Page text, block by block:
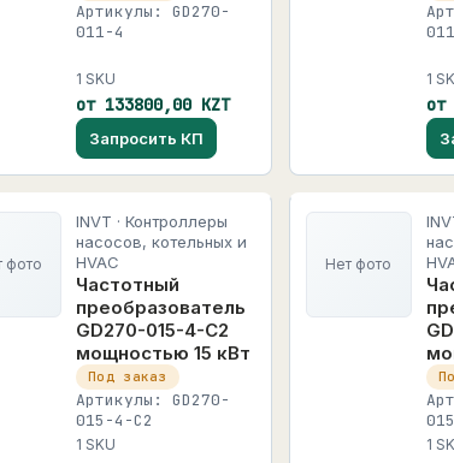
Артикулы: GD270-
011-4
1 SKU
от 133800,00 KZT
Запросить КП
1
от
фото
INVT · Контроллеры
насосов, котельных и
HVAC
Частотный
преобразователь
GD270-015-4-C2
мощностью 15 кВт
Под заказ
Артикулы: GD270-
015-4-C2
1 SKU
Нет фото
1